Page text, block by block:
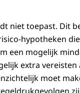
niet toepast. Dit
hypotheken
een mogelijk
extra
moet